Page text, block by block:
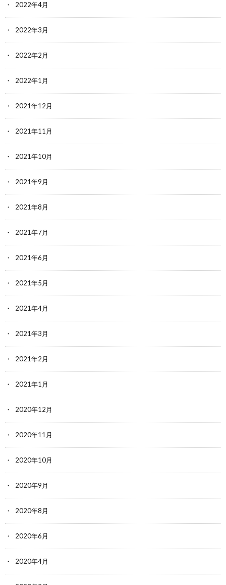
2022年4月
2022年3月
2022年2月
2022年1月
2021年12月
2021年11月
2021年10月
2021年9月
2021年8月
2021年7月
2021年6月
2021年5月
2021年4月
2021年3月
2021年2月
2021年1月
2020年12月
2020年11月
2020年10月
2020年9月
2020年8月
2020年6月
2020年4月